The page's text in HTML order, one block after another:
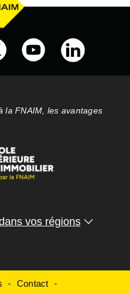
la FNAIM, les avantages
vos régions
Contact